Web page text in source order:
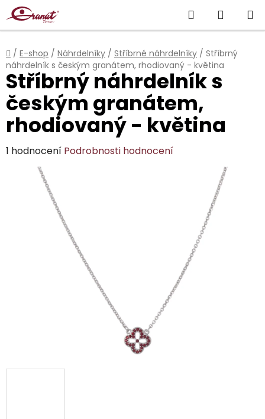
Přejít
na
obsah
Hledat
KOŠÍK
Domů
/ E-shop / Náhrdelníky / Stříbrné náhrdelníky / Stříbrný
náhrdelník s českým granátem, rhodiovaný - květina
Stříbrný náhrdelník s
českým granátem,
rhodiovaný - květina
Průměrné
hodnocení
produktu
1 hodnocení Podrobnosti hodnocení